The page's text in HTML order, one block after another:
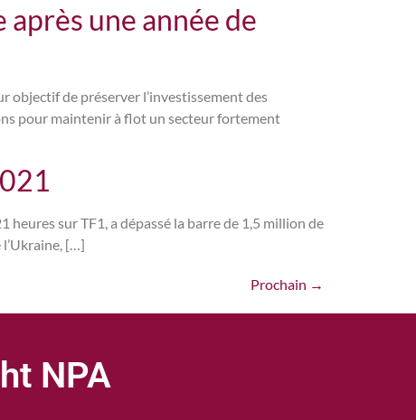
une année de
objectif de préserver l’investissement des
pour maintenir à flot un secteur fortement
heures sur TF1, a dépassé la barre de 1,5 million de
[…]
Prochain →
NPA